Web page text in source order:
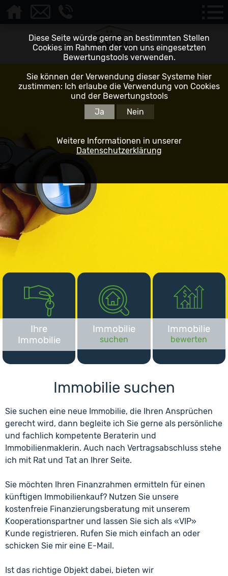
Ihre
Immobilie
Immobilie
suchen
Immobilie
bewerten
Immobilie suchen
Sie suchen eine neue Immobilie, die Ihren Ansprüchen
gerecht wird, dann begleite ich Sie gerne als persönliche
und fachlich kompetente Beraterin und
Immobilienmaklerin. Auch nach Vertragsabschluss stehe
ich mit Rat und Tat an Ihrer Seite.
Sie möchten Ihren Finanzrahmen ermitteln für einen
künftigen Immobilienkauf? Nutzen Sie unsere
kostenfreie Finanzierungsberatung mit unserem
Kooperationspartner und lassen Sie sich als «VIP»
Kunde registrieren. Rufen Sie mich einfach an oder
schicken Sie mir eine E-Mail.
Ist das richtige Objekt dabei, bieten wir
Diese Seite würde gerne an bestimmten Stellen
Cookies im Rahmen der von uns eingesetzten
Bewertungstools verwenden.
Sie können der Verwendung dieser Systeme hier
zustimmen: Ich erlaube die Verwendung von Cookies
und der Bewertungstools
Ja
Nein
Weitere Informationen in unserer
Datenschutzerklärung